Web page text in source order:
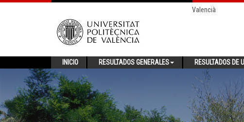
Valencià
INICIO RESULTADOS GENERALES RESULTADOS DE